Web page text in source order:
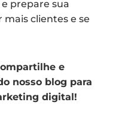
prepare sua
clientes e se
e
nosso blog para
digital!